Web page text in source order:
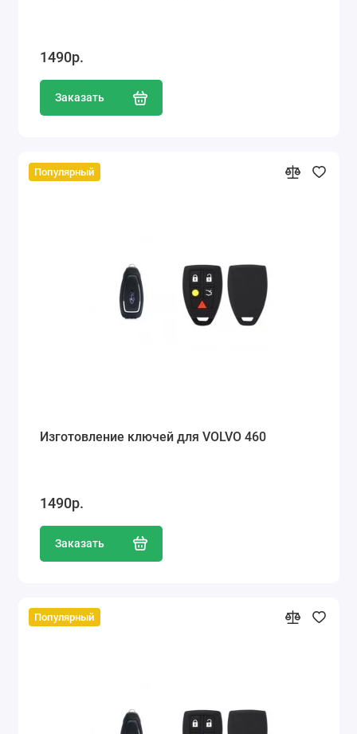
1490р.
Заказать
Популярный
Изготовление ключей для VOLVO 460
1490р.
Заказать
Популярный